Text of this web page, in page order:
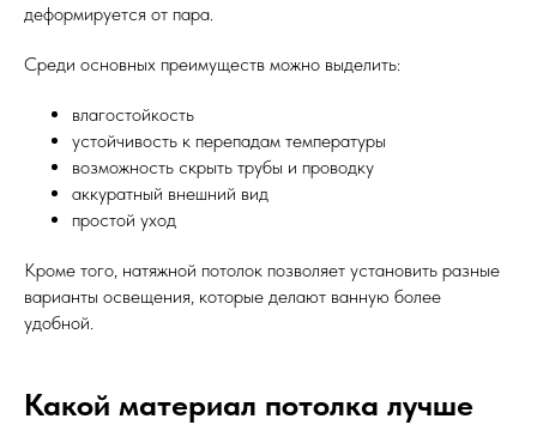
деформируется от пара.
Среди основных преимуществ можно выделить:
влагостойкость
устойчивость к перепадам температуры
возможность скрыть трубы и проводку
аккуратный внешний вид
простой уход
Кроме того, натяжной потолок позволяет установить разные
варианты освещения, которые делают ванную более
удобной.
Какой материал потолка лучше